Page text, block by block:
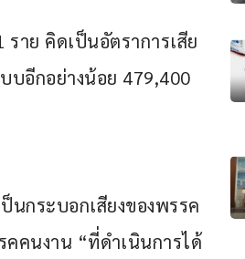
าย คิดเป็นอัตราการเสีย
บอีกอย่างน้อย 479,400
กระบอกเสียงของพรรค
คคนงาน “ที่ดำเนินการได้